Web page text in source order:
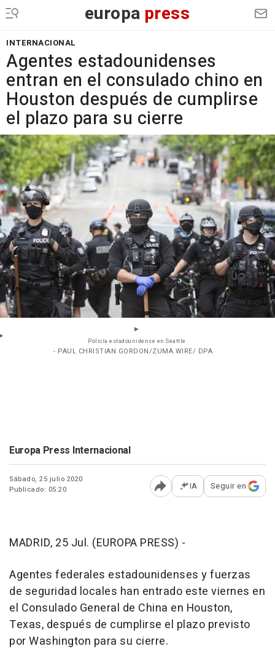
europa press
INTERNACIONAL
Agentes estadounidenses
entran en el consulado chino en
Houston después de cumplirse
el plazo para su cierre
Policía estadounidense en Seattle.
- PAUL CHRISTIAN GORDON/ZUMA WIRE/ DPA
Europa Press Internacional
Sábado, 25 julio 2020
Publicado: 05:20
Abrir opciones para
IA Seguir en
MADRID, 25 Jul. (EUROPA PRESS) -
Agentes federales estadounidenses y fuerzas
de seguridad locales han entrado este viernes en
el Consulado General de China en Houston,
Texas, después de cumplirse el plazo previsto
por Washington para su cierre.